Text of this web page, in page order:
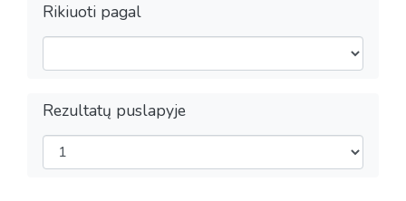
Rikiuoti pagal
Rezultatų puslapyje